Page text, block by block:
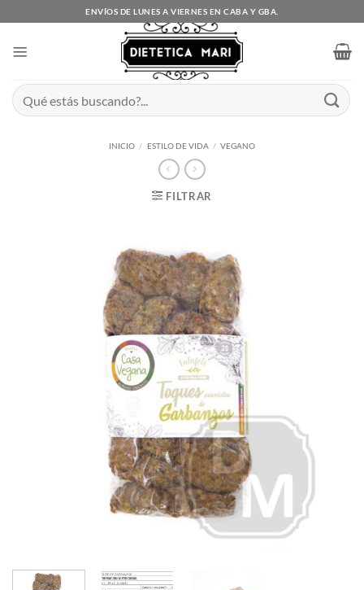
al
ENVÍOS DE LUNES A VIERNES EN CABA Y GBA.
Buscar
por:
INICIO / ESTILO DE VIDA / VEGANO
FILTRAR